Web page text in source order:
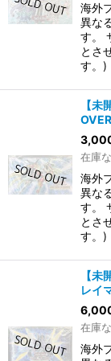
海外
異な
す。
とさ
す。)
【
在庫
海外
異な
す。
とさ
す。)
【
レイ
在庫
海外